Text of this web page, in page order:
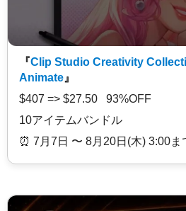
『Clip Studio Creativity
Animate 』
$407 => $27.50 93%OFF
10アイテムバンドル
⏰️ 7月7日 〜 8月20日(木) 3:00ま